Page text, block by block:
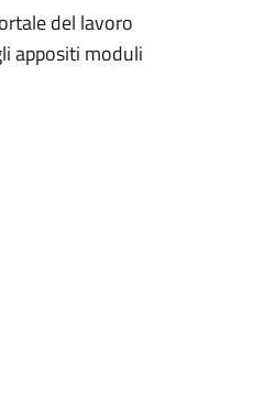
del lavoro
appositi moduli